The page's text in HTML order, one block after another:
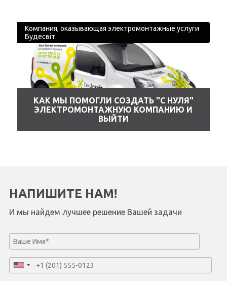
КАК МЫ ПОМОГЛИ СОЗДАТЬ "С НУЛЯ"
ЭЛЕКТРОМОНТАЖНУЮ КОМПАНИЮ И
ВЫЙТИ
Компания, оказывающая электромонтажные услуги
Будесвіт
НАПИШИТЕ НАМ!
И мы найдем лучшее решение Вашей задачи